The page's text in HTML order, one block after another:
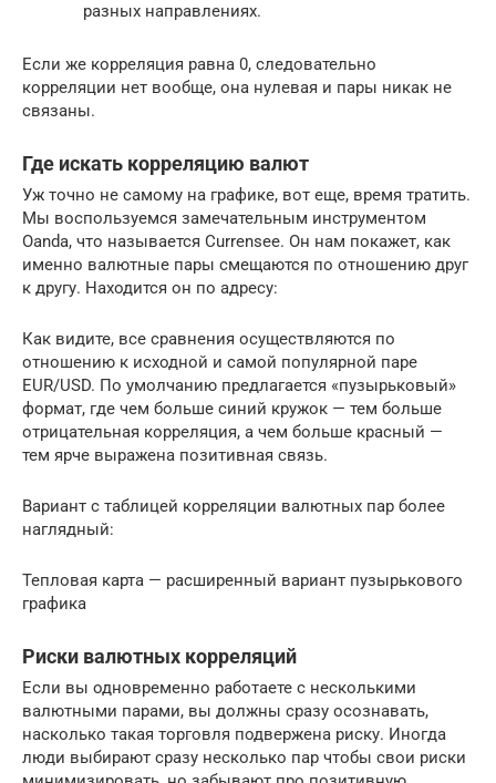
разных направлениях.
Если же корреляция равна 0, следовательно
корреляции нет вообще, она нулевая и пары никак не
связаны.
Где искать корреляцию валют
Уж точно не самому на графике, вот еще, время тратить.
Мы воспользуемся замечательным инструментом
Oanda, что называется Currensee. Он нам покажет, как
именно валютные пары смещаются по отношению друг
к другу. Находится он по адресу:
Как видите, все сравнения осуществляются по
отношению к исходной и самой популярной паре
EUR/USD. По умолчанию предлагается «пузырьковый»
формат, где чем больше синий кружок — тем больше
отрицательная корреляция, а чем больше красный —
тем ярче выражена позитивная связь.
Вариант с таблицей корреляции валютных пар более
наглядный:
Тепловая карта — расширенный вариант пузырькового
графика
Риски валютных корреляций
Если вы одновременно работаете с несколькими
валютными парами, вы должны сразу осознавать,
насколько такая торговля подвержена риску. Иногда
люди выбирают сразу несколько пар чтобы свои риски